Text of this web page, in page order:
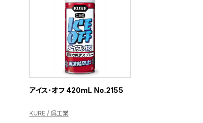
アイス･オフ 420mL No.2155
KURE / 呉工業